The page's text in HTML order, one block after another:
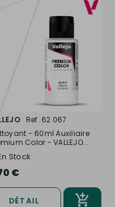
Ref. 62.067
- 60ml Auxiliaire
Color - VALLEJO...
Stock
€
DÉTAIL